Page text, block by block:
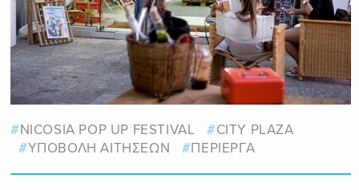
NICOSIA POP UP FESTIVAL
CITY PLAZA
ΥΠΟΒΟΛΗ ΑΙΤΗΣΕΩΝ
ΠΕΡΙΕΡΓΑ